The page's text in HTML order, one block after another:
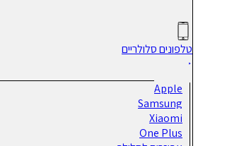
טלפונים סלולריים
Apple
Samsung
Xiaomi
One Plus